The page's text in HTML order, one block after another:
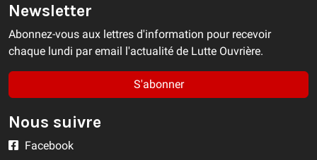
Newsletter
Abonnez-vous aux lettres d'information pour recevoir
chaque lundi par email l'actualité de Lutte Ouvrière.
S'abonner
Nous suivre
Facebook